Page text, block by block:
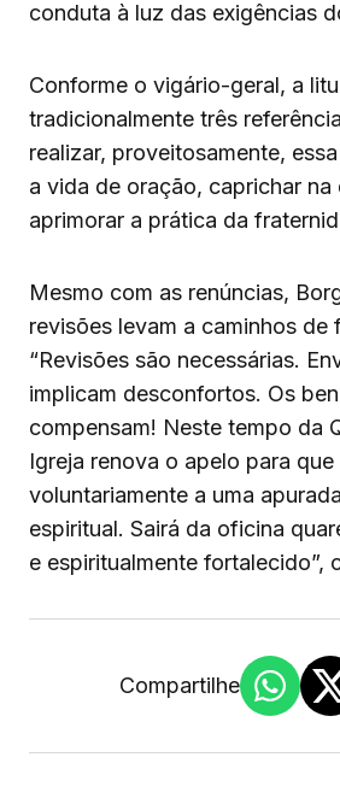
conduta à luz das exigências
Conforme o vigário-geral, a
tradicionalmente três
realizar, proveitosamente,
a vida de oração, caprichar na
aprimorar a prática da
Mesmo com as renúncias,
revisões levam a caminhos de
“Revisões são necessárias.
implicam desconfortos. Os
compensam! Neste tempo da
Igreja renova o apelo para
voluntariamente a uma
espiritual. Sairá da oficina
e espiritualmente fortalecido”,
Compartilhe